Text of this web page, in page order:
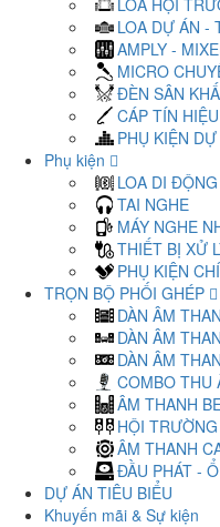
LOA HỘI
LOA DỰ ÁN -
AMPLY -
MICRO
ĐÈN SÂN
CÁP TÍN
PHỤ KIỆN
Phụ kiện
LOA DI
TAI NGHE
MÁY NGHE
THIẾT BỊ XỬ
PHỤ KIỆN
TRỌN BỘ PHỐI GHÉP
DÀN ÂM
DÀN ÂM
DÀN ÂM
COMBO THU
ÂM THANH
HỘI
ÂM THANH
ĐẦU PHÁT -
DỰ ÁN TIÊU BIỂU
Khuyến mãi & Sự kiện